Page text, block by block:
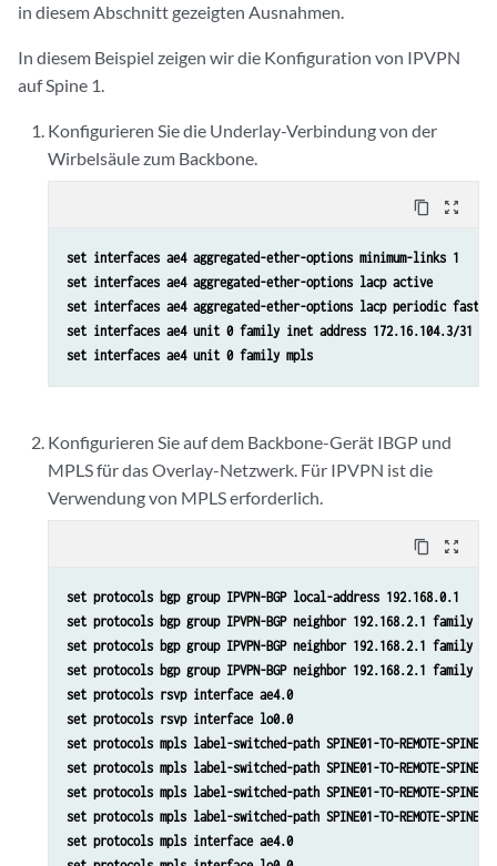
in diesem Abschnitt gezeigten Ausnahmen.
In diesem Beispiel zeigen wir die Konfiguration von IPVPN
auf Spine 1.
Konfigurieren Sie die Underlay-Verbindung von der
Wirbelsäule zum Backbone.
content_copy zoom_out_map
set interfaces ae4 aggregated-ether-options minimum-links 1
set interfaces ae4 aggregated-ether-options lacp active
set interfaces ae4 aggregated-ether-options lacp periodic fast
set interfaces ae4 unit 0 family inet address 172.16.104.3/31
set interfaces ae4 unit 0 family mpls
Konfigurieren Sie auf dem Backbone-Gerät IBGP und
MPLS für das Overlay-Netzwerk. Für IPVPN ist die
Verwendung von MPLS erforderlich.
content_copy zoom_out_map
set protocols bgp group IPVPN-BGP local-address 192.168.0.1
set protocols bgp group IPVPN-BGP neighbor 192.168.2.1 family
set protocols bgp group IPVPN-BGP neighbor 192.168.2.1 family
set protocols bgp group IPVPN-BGP neighbor 192.168.2.1 family
set protocols rsvp interface ae4.0
set protocols rsvp interface lo0.0
set protocols mpls label-switched-path SPINE01-TO-REMOTE-
set protocols mpls label-switched-path SPINE01-TO-REMOTE-SPINE5
set protocols mpls label-switched-path SPINE01-TO-REMOTE-
set protocols mpls label-switched-path SPINE01-TO-REMOTE-SPINE6
set protocols mpls interface ae4.0